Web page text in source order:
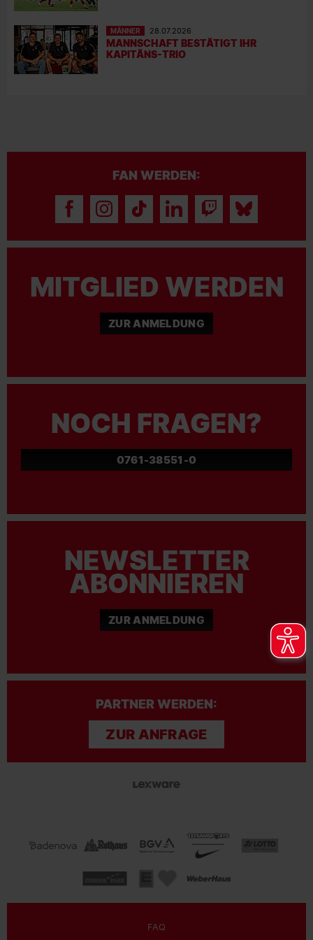
MÄNNER 28.07.2026
MANNSCHAFT BESTÄTIGT IHR
KAPITÄNS-TRIO
FAN WERDEN:
MITGLIED WERDEN
ZUR ANMELDUNG
NOCH FRAGEN?
0761-38551-0
NEWSLETTER
ABONNIEREN
ZUR ANMELDUNG
PARTNER WERDEN:
ZUR ANFRAGE
FAQ